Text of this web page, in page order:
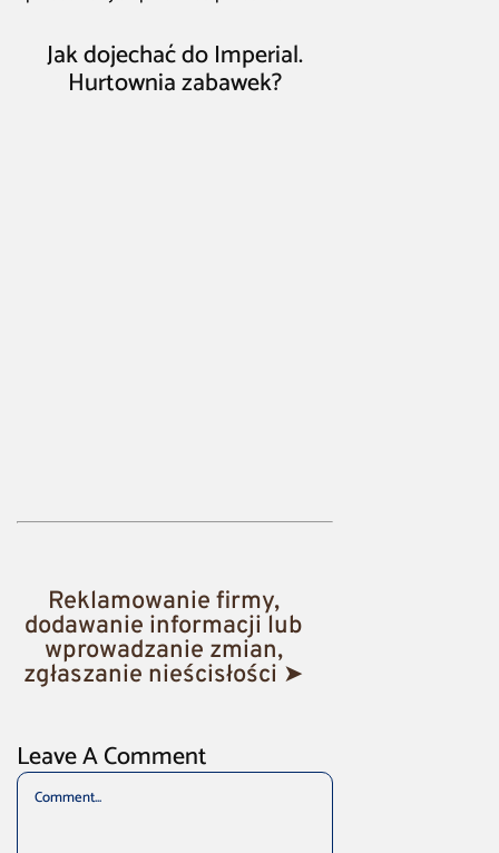
Jak dojechać do Imperial.
Hurtownia zabawek?
Reklamowanie firmy,
dodawanie informacji lub
wprowadzanie zmian,
zgłaszanie nieścisłości ➤
Leave A Comment
Comment